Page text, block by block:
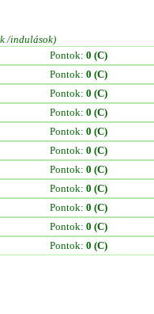
/indulások)
Pontok: 0 (C)
Pontok: 0 (C)
Pontok: 0 (C)
Pontok: 0 (C)
Pontok: 0 (C)
Pontok: 0 (C)
Pontok: 0 (C)
Pontok: 0 (C)
Pontok: 0 (C)
Pontok: 0 (C)
Pontok: 0 (C)